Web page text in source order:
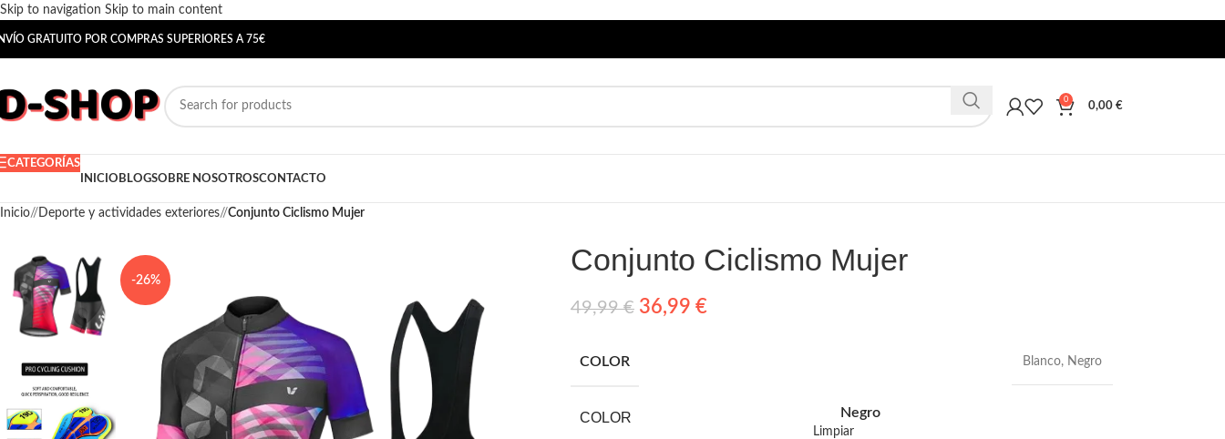
Skip to navigation Skip to main content
GRATUITO POR COMPRAS SUPERIORES A 75€
0
0,00 €
CATEGORÍAS
INICIO BLOGSOBRE NOSOTROSCONTACTO
Inicio/ Deporte y actividades exteriores/ Conjunto Ciclismo Mujer
-26%
Conjunto Ciclismo Mujer
49,99€ 36,99 €
COLOR Blanco, Negro
COLOR Negro
Limpiar